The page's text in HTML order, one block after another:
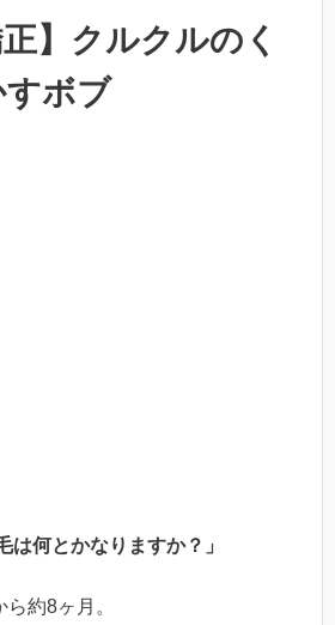
正】クルクルのく
ボブ
は何とかなりますか？」
約8ヶ月。